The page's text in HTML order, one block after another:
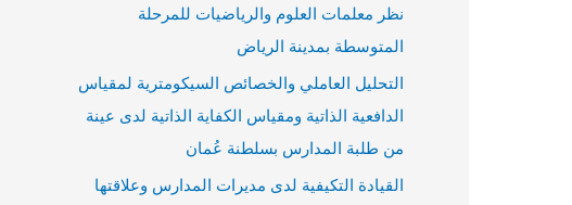
نظر معلمات العلوم والرياضيات للمرحلة
المتوسطة بمدينة الرياض
التحليل العاملي والخصائص السيكومترية لمقياس
الدافعية الذاتية ومقياس الكفاية الذاتية لدى عينة
من طلبة المدارس بسلطنة عُمان
القيادة التكيفية لدى مديرات المدارس وعلاقتها